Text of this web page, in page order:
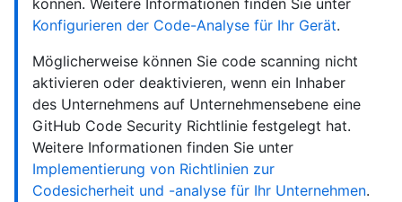
können. Weitere Informationen finden Sie unter
Konfigurieren der Code-Analyse für Ihr Gerät.
Möglicherweise können Sie code scanning nicht
aktivieren oder deaktivieren, wenn ein Inhaber
des Unternehmens auf Unternehmensebene eine
GitHub Code Security Richtlinie festgelegt hat.
Weitere Informationen finden Sie unter
Implementierung von Richtlinien zur
Codesicherheit und -analyse für Ihr Unternehmen.